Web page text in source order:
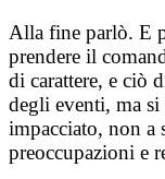
Alla fine parlò. E
prendere il
di carattere, e ciò
degli eventi, ma
impacciato, non a
preoccupazioni e